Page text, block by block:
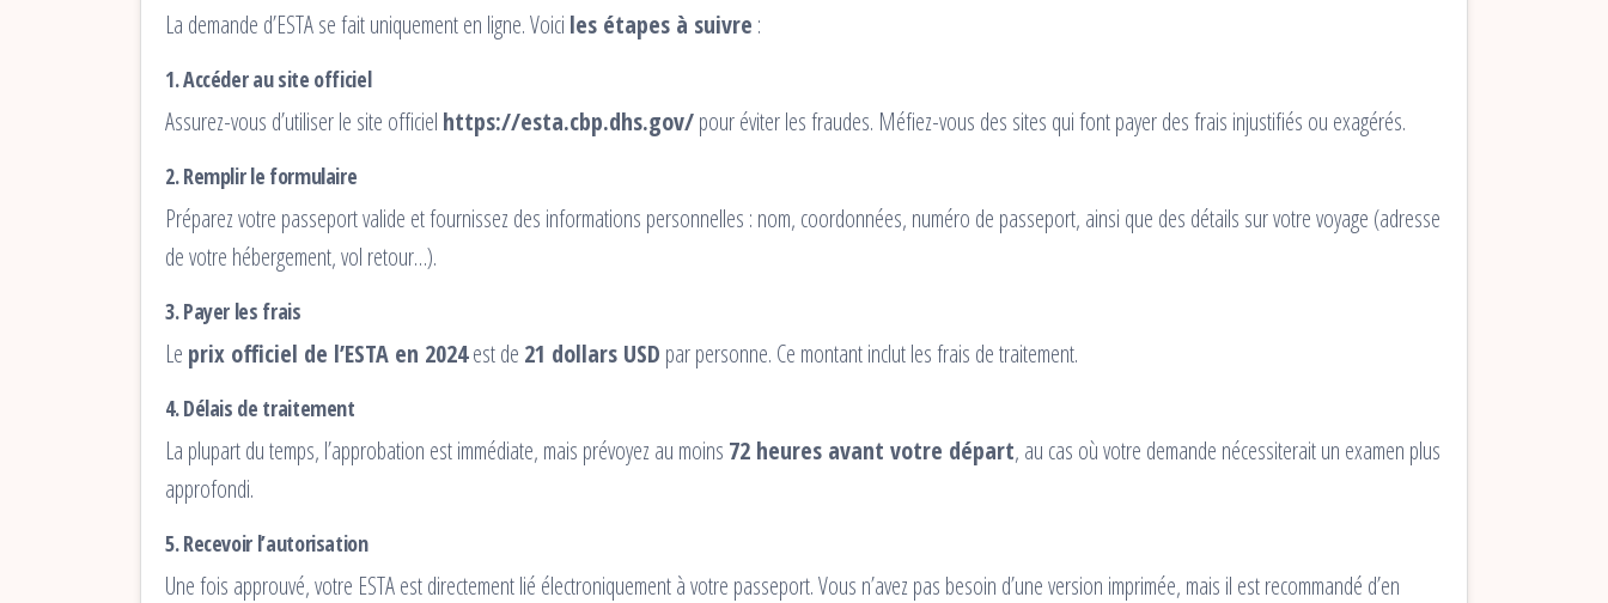
La demande d’ESTA se fait uniquement en ligne. Voici les étapes à suivre :
1. Accéder au site officiel
Assurez-vous d’utiliser le site officiel https://esta.cbp.dhs.gov/pour éviter les fraudes. Méfiez-vous des sites qui font payer des frais injustifiés ou exagérés.
2. Remplir le formulaire
Préparez votre passeport valide et fournissez des informations personnelles : nom, coordonnées, numéro de passeport, ainsi que des détails sur votre voyage (adresse
de votre hébergement, vol retour…).
3. Payer les frais
Le prix officiel de l’ESTA en 2024est de 21 dollars USD par personne. Ce montant inclut les frais de traitement.
4. Délais de traitement
La plupart du temps, l’approbation est immédiate, mais prévoyez au moins 72 heures avant votre départ, au cas où votre demande nécessiterait un examen plus
approfondi.
5. Recevoir l’autorisation
Une fois approuvé, votre ESTA est directement lié électroniquement à votre passeport. Vous n’avez pas besoin d’une version imprimée, mais il est recommandé d’en